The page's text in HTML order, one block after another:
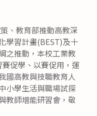
、教育部推動高教深
學習計畫(BEST)及十
之推動，本校工業教
促學、以賽促用，運
國高教與技職教育人
小學生活與職場試探
教師增能研習會，敬